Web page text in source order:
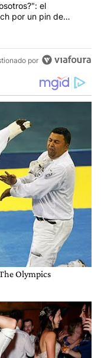
qué 'nonoslodieron'
el
por un pin de
por